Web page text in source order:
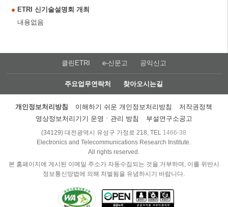
ETRI 신기술설명회 개최
내용없음
클린ETRI e-신문고 공익신고
주요업무연락처 찾아오시는길
개인정보처리방침 이해하기 쉬운 개인정보처리방침
저작권정책
영상정보처리기기 운영ㆍ관리 방침
부설연구소공고
(34129) 대전광역시 유성구 가정로 218, TEL 1466-38
Electronics and Telecommunications Research Institute.
All rights reserved.
본 홈페이지에 게시된 이메일 주소가 자동수집되는 것을 거부하며, 이를 위반시
정보통신망법에 의해 처벌됨을 유념하시기 바랍니다.